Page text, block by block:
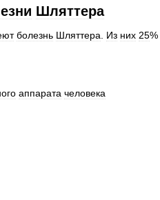
Шляттера
болезнь Шляттера Из них 25%
аппарата человека